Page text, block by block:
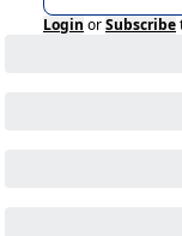
Login orSubscribe